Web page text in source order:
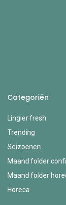
Categoriën
Lingier fresh
Trending
Seizoenen
Maand folder
Maand folder
Horeca